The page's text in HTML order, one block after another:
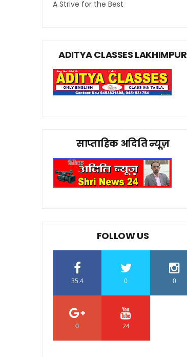
A Strive for the Best
ADITYA CLASSES LAKHIMPUR
साप्ताहिक अदिति न्यूज़
FOLLOW US
35.4 0 0
0 24